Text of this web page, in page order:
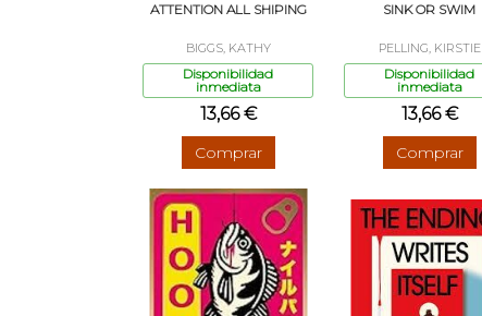
ATTENTION ALL SHIPING
BIGGS, KATHY
Disponibilidad
inmediata
13,66 €
Comprar
SINK OR SWIM
PELLING, KIRSTIE
Disponibilidad
inmediata
13,66 €
Comprar